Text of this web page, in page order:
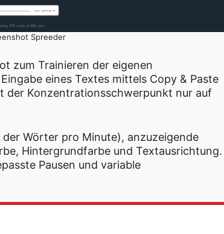
Spreeder
zum Trainieren der eigenen
eines Textes mittels Copy & Paste
Konzentrationsschwerpunkt nur auf
Wörter pro Minute), anzuzeigende
Hintergrundfarbe und Textausrichtung.
Pausen und variable